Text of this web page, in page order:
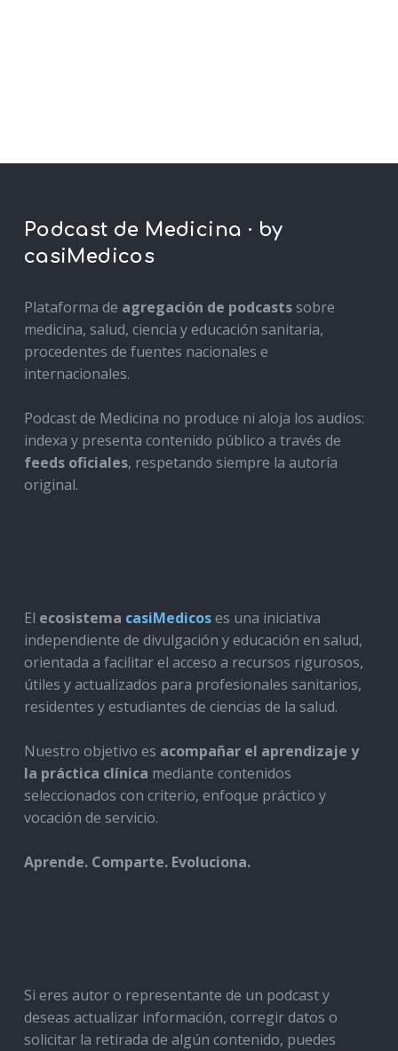
Podcast de Medicina · by
casiMedicos
Plataforma de agregación de podcastssobre
medicina, salud, ciencia y educación sanitaria,
procedentes de fuentes nacionales e
internacionales.
Podcast de Medicina no produce ni aloja los audios:
indexa y presenta contenido público a través de
feeds oficiales, respetando siempre la autoría
original.
El ecosistema casiMedicoses una iniciativa
independiente de divulgación y educación en salud,
orientada a facilitar el acceso a recursos rigurosos,
útiles y actualizados para profesionales sanitarios,
residentes y estudiantes de ciencias de la salud.
Nuestro objetivo es acompañar el aprendizaje y
la práctica clínica mediante contenidos
seleccionados con criterio, enfoque práctico y
vocación de servicio.
Aprende. Comparte. Evoluciona.
Si eres autor o representante de un podcast y
deseas actualizar información, corregir datos o
solicitar la retirada de algún contenido, puedes